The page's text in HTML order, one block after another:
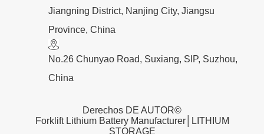
Jiangning District, Nanjing City, Jiangsu
Province, China
No.26 Chunyao Road, Suxiang, SIP, Suzhou,
China
Derechos DE AUTOR©
Forklift Lithium Battery Manufacturer│LITHIUM
STORAGE